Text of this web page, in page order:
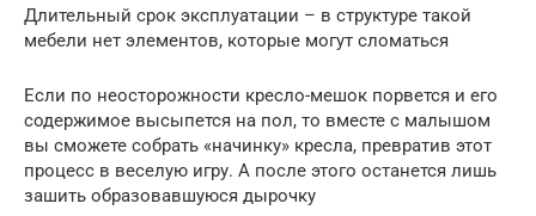
Длительный срок эксплуатации – в структуре такой
мебели нет элементов, которые могут сломаться
Если по неосторожности кресло-мешок порвется и его
содержимое высыпется на пол, то вместе с малышом
вы сможете собрать «начинку» кресла, превратив этот
процесс в веселую игру. А после этого останется лишь
зашить образовавшуюся дырочку